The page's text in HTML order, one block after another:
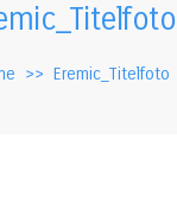
>> Eremic_Titelfoto